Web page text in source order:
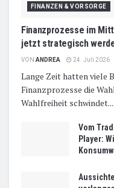
FINANZEN & VORSORGE
Finanzprozesse im
jetzt strategisch
VON ANDREA 24. Juli 2026
Lange Zeit hatten viele
Finanzprozesse die
Wahlfreiheit schwindet....
Vom
Player: